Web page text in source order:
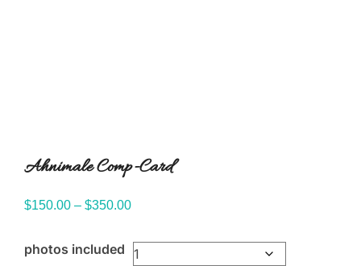
Ahnimale Comp-Card
$150.00 – $350.00Price
$150.00
photos included